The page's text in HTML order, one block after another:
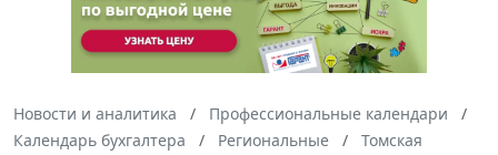
Новости и аналитика
Профессиональные календари
Календарь бухгалтера
Региональные
Томская